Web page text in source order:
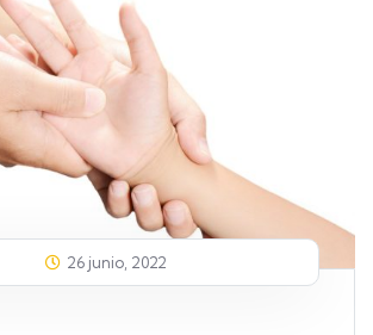
26 junio, 2022